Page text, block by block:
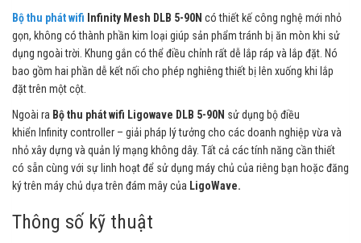
Bộ thu phát wifi Infinity Mesh DLB 5-90N có thiết kế công nghệ mới nhỏ
gọn, không có thành phần kim loại giúp sản phẩm tránh bị ăn mòn khi sử
dụng ngoài trời. Khung gắn có thể điều chỉnh rất dễ lắp ráp và lắp đặt. Nó
bao gồm hai phần dễ kết nối cho phép nghiêng thiết bị lên xuống khi lắp
đặt trên một cột.
Ngoài ra Bộ thu phát wifi Ligowave DLB 5-90N sử dụng bộ điều
khiển Infinity controller – giải pháp lý tưởng cho các doanh nghiệp vừa và
nhỏ xây dựng và quản lý mạng không dây. Tất cả các tính năng cần thiết
có sẵn cùng với sự linh hoạt để sử dụng máy chủ của riêng bạn hoặc đăng
ký trên máy chủ dựa trên đám mây của LigoWave.
Thông số kỹ thuật